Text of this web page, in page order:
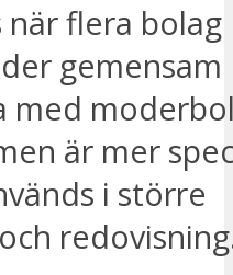
när flera bolag
gemensam
med
är mer
i större